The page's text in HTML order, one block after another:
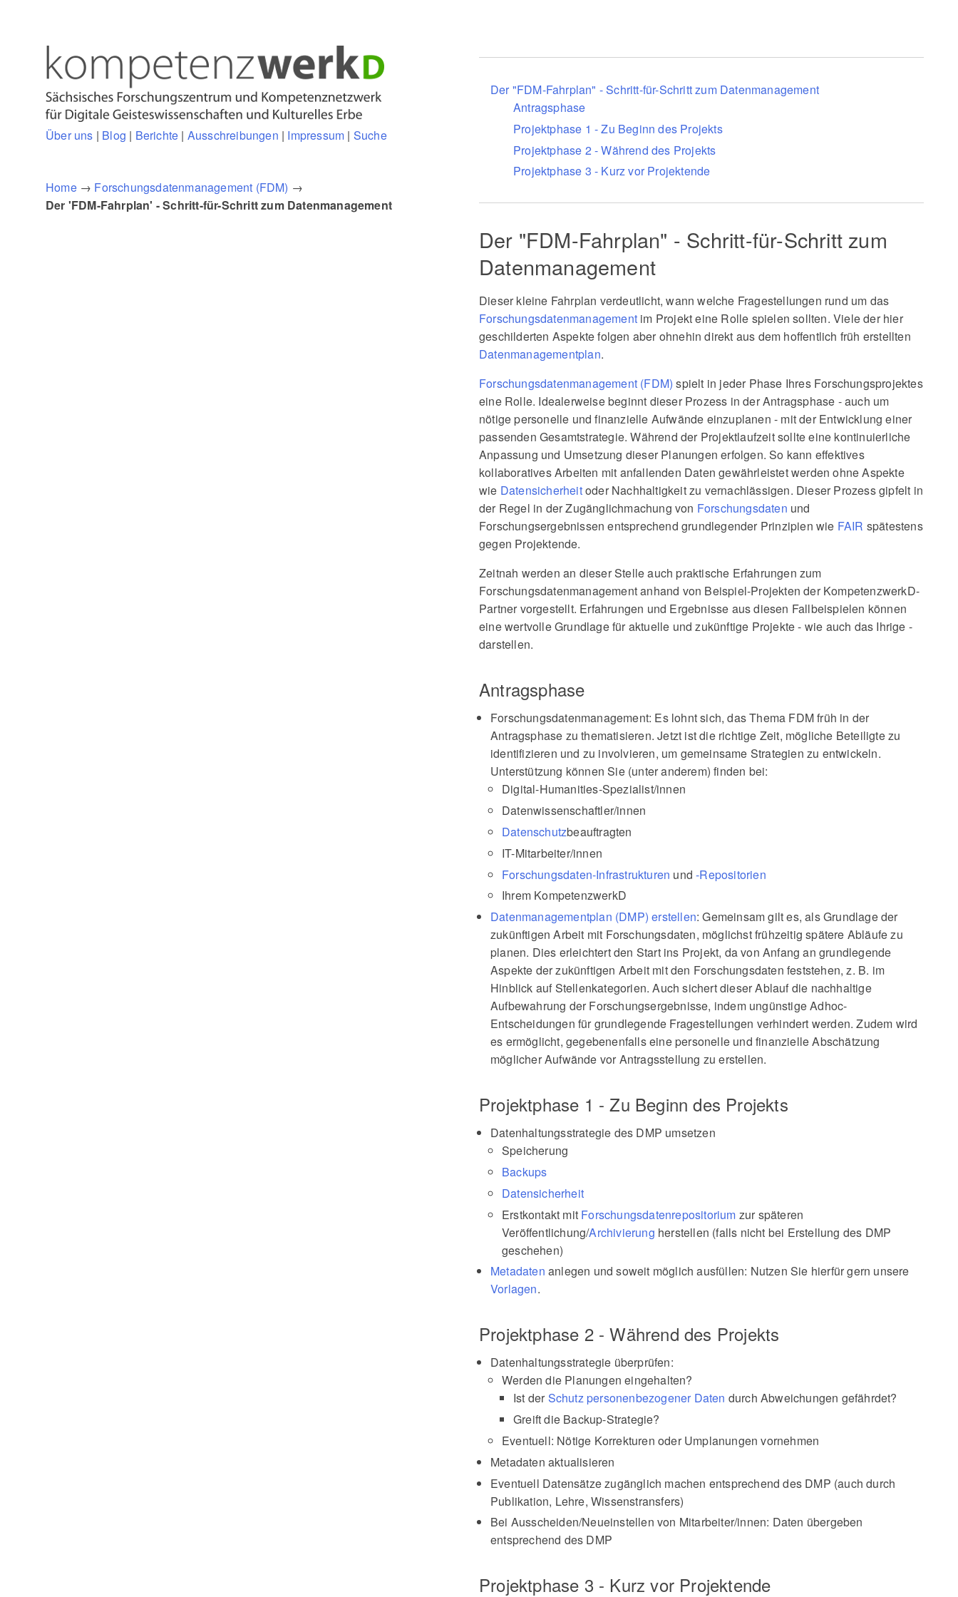
Über uns | Blog | Berichte | Ausschreibungen | Impressum | Suche
Home→ Forschungsdatenmanagement (FDM) →
Der 'FDM-Fahrplan' - Schritt-für-Schritt zum Datenmanagement
Der "FDM-Fahrplan" - Schritt-für-Schritt zum Datenmanagement
Antragsphase
Projektphase 1 - Zu Beginn des Projekts
Projektphase 2 - Während des Projekts
Projektphase 3 - Kurz vor Projektende
Der "FDM-Fahrplan" - Schritt-für-Schritt zum
Datenmanagement
Dieser kleine Fahrplan verdeutlicht, wann welche Fragestellungen rund um das
Forschungsdatenmanagement im Projekt eine Rolle spielen sollten. Viele der hier
geschilderten Aspekte folgen aber ohnehin direkt aus dem hoffentlich früh erstellten
Datenmanagementplan.
Forschungsdatenmanagement (FDM) spielt in jeder Phase Ihres Forschungsprojektes
eine Rolle. Idealerweise beginnt dieser Prozess in der Antragsphase - auch um
nötige personelle und finanzielle Aufwände einzuplanen - mit der Entwicklung einer
passenden Gesamtstrategie. Während der Projektlaufzeit sollte eine kontinuierliche
Anpassung und Umsetzung dieser Planungen erfolgen. So kann effektives
kollaboratives Arbeiten mit anfallenden Daten gewährleistet werden ohne Aspekte
wie Datensicherheitoder Nachhaltigkeit zu vernachlässigen. Dieser Prozess gipfelt in
der Regel in der Zugänglichmachung von Forschungsdaten und
Forschungsergebnissen entsprechend grundlegender Prinzipien wie FAIR spätestens
gegen Projektende.
Zeitnah werden an dieser Stelle auch praktische Erfahrungen zum
Forschungsdatenmanagement anhand von Beispiel-Projekten der KompetenzwerkD-
Partner vorgestellt. Erfahrungen und Ergebnisse aus diesen Fallbeispielen können
eine wertvolle Grundlage für aktuelle und zukünftige Projekte - wie auch das Ihrige -
darstellen.
Antragsphase
Forschungsdatenmanagement: Es lohnt sich, das Thema FDM früh in der
Antragsphase zu thematisieren. Jetzt ist die richtige Zeit, mögliche Beteiligte zu
identifizieren und zu involvieren, um gemeinsame Strategien zu entwickeln.
Unterstützung können Sie (unter anderem) finden bei:
Digital-Humanities-Spezialist/innen
Datenwissenschaftler/innen
Datenschutzbeauftragten
IT-Mitarbeiter/innen
Forschungsdaten-Infrastrukturen und-Repositorien
Ihrem KompetenzwerkD
Datenmanagementplan (DMP) erstellen: Gemeinsam gilt es, als Grundlage der
zukünftigen Arbeit mit Forschungsdaten, möglichst frühzeitig spätere Abläufe zu
planen. Dies erleichtert den Start ins Projekt, da von Anfang an grundlegende
Aspekte der zukünftigen Arbeit mit den Forschungsdaten feststehen, z. B. im
Hinblick auf Stellenkategorien. Auch sichert dieser Ablauf die nachhaltige
Aufbewahrung der Forschungsergebnisse, indem ungünstige Adhoc-
Entscheidungen für grundlegende Fragestellungen verhindert werden. Zudem wird
es ermöglicht, gegebenenfalls eine personelle und finanzielle Abschätzung
möglicher Aufwände vor Antragsstellung zu erstellen.
Projektphase 1 - Zu Beginn des Projekts
Datenhaltungsstrategie des DMP umsetzen
Speicherung
Backups
Datensicherheit
Erstkontakt mit Forschungsdatenrepositorium zur späteren
Veröffentlichung/Archivierung herstellen (falls nicht bei Erstellung des DMP
geschehen)
Metadaten anlegen und soweit möglich ausfüllen: Nutzen Sie hierfür gern unsere
Vorlagen.
Projektphase 2 - Während des Projekts
Datenhaltungsstrategie überprüfen:
Werden die Planungen eingehalten?
Ist der Schutz personenbezogener Daten durch Abweichungen gefährdet?
Greift die Backup-Strategie?
Eventuell: Nötige Korrekturen oder Umplanungen vornehmen
Metadaten aktualisieren
Eventuell Datensätze zugänglich machen entsprechend des DMP (auch durch
Publikation, Lehre, Wissenstransfers)
Bei Ausscheiden/Neueinstellen von Mitarbeiter/innen: Daten übergeben
entsprechend des DMP
Projektphase 3 - Kurz vor Projektende